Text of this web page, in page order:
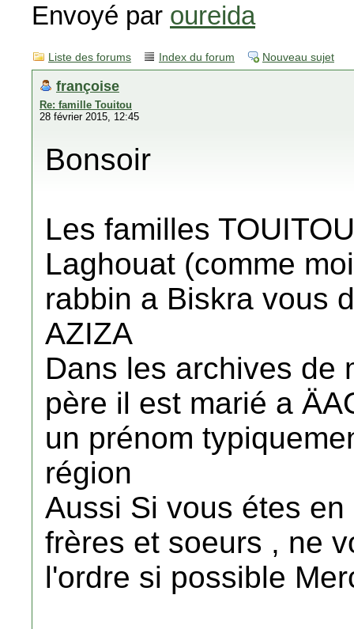
Envoyé par oureida
Liste des forums Index du forum Nouveau sujet
françoise
Re: famille Touitou
28 février 2015, 12:45
Bonsoir
Les familles
Laghouat (comme
rabbin a Biskra vous
AZIZA
Dans les archives de
père il est marié a
un prénom
région
Aussi Si vous étes
frères et soeurs , ne
l'ordre si possible